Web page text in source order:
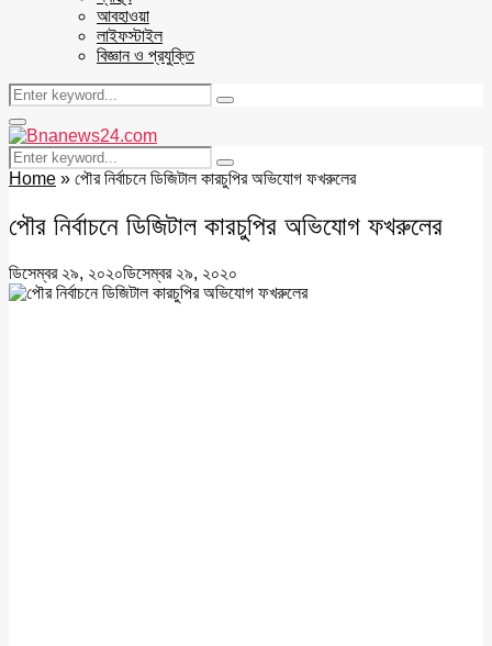
আবহাওয়া
লাইফস্টাইল
বিজ্ঞান ও প্রযুক্তি
Search
for:
Search
Facebook
Twitter
Youtube
Primary
Menu
Search
for:
Search
Home » পৌর নির্বাচনে ডিজিটাল কারচুপির অভিযোগ ফখরুলের
পৌর নির্বাচনে ডিজিটাল কারচুপির অভিযোগ ফখরুলের
ডিসেম্বর ২৯, ২০২০ডিসেম্বর ২৯, ২০২০